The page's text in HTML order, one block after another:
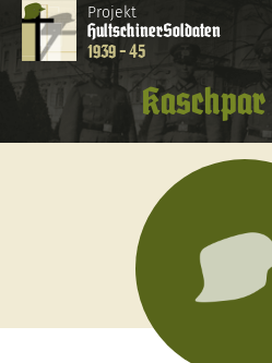
Projekt
HultschinerSoldaten
1939 - 45
Kaschpar